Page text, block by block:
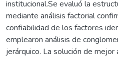
institucional.Se evaluó la
mediante análisis factorial
confiabilidad de los factores
emplearon análisis de
jerárquico. La solución de